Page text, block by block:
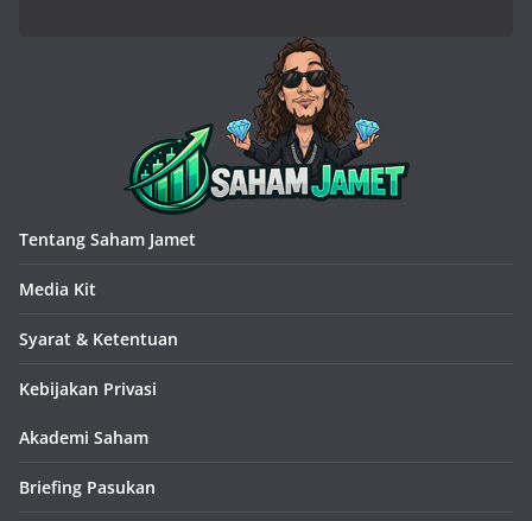
Tentang Saham Jamet
Media Kit
Syarat & Ketentuan
Kebijakan Privasi
Akademi Saham
Briefing Pasukan